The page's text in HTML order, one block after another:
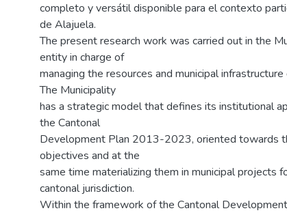
completo y versátil disponible para el contexto
de Alajuela.
The present research work was carried out in the
entity in charge of
managing the resources and municipal
The Municipality
has a strategic model that defines its institutional
the Cantonal
Development Plan 2013-2023, oriented towards
objectives and at the
same time materializing them in municipal projects
cantonal jurisdiction.
Within the framework of the Cantonal